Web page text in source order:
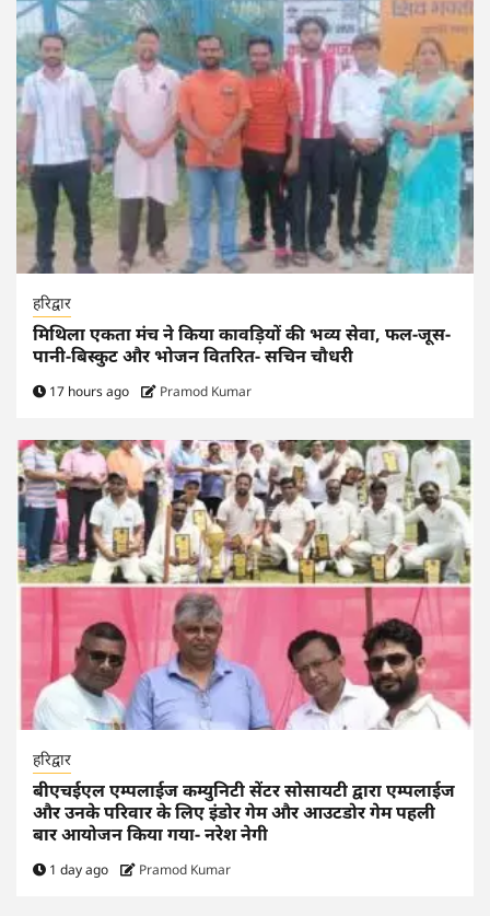
हरिद्वार
मिथिला एकता मंच ने किया कावड़ियों की भव्य सेवा, फल-जूस-
पानी-बिस्कुट और भोजन वितरित- सचिन चौधरी
17 hours ago Pramod Kumar
हरिद्वार
बीएचईएल एम्पलाईज कम्युनिटी सेंटर सोसायटी द्वारा एम्पलाईज
और उनके परिवार के लिए इंडोर गेम और आउटडोर गेम पहली
बार आयोजन किया गया- नरेश नेगी
1 day ago Pramod Kumar